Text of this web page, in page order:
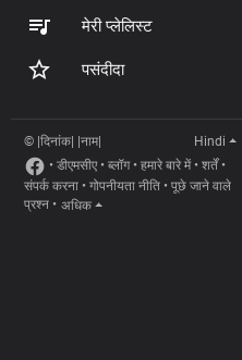
मेरी प्लेलिस्ट
पसंदीदा
© |दिनांक| |नाम|
Hindi
• डीएमसीए • ब्लॉग• हमारे बारे में• शर्तें•
संपर्क करना • गोपनीयता नीति • पूछे जाने वाले
प्रश्न • अधिक